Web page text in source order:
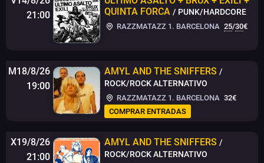
21:00
QUINTA FORCA / PUNK/HARDCORE
RAZZMATAZZ 1. BARCELONA 25/30€
M18/8/26
19:00
AMYL AND THE SNIFFERS /
ROCK/ROCK ALTERNATIVO
RAZZMATAZZ 1. BARCELONA 32€
COMPRAR ENTRADAS
X19/8/26
21:00
AMYL AND THE SNIFFERS /
ROCK/ROCK ALTERNATIVO